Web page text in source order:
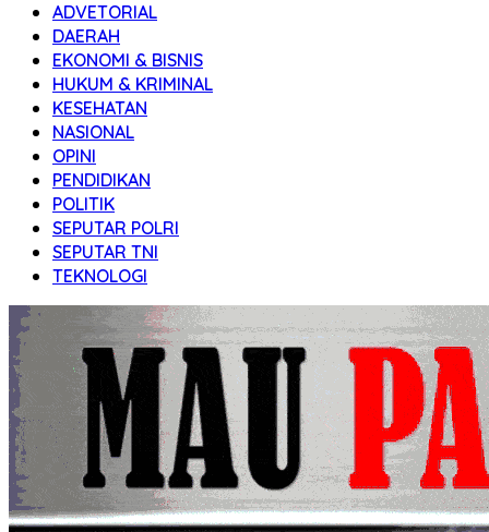
dan
Transparan
ADVETORIAL
DAERAH
EKONOMI & BISNIS
HUKUM & KRIMINAL
KESEHATAN
NASIONAL
OPINI
PENDIDIKAN
POLITIK
SEPUTAR POLRI
SEPUTAR TNI
TEKNOLOGI